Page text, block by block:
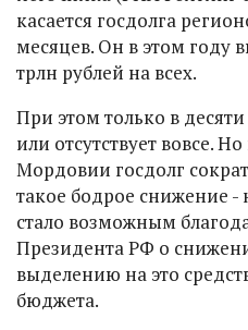
касается госдолга
месяцев. Он в этом году
трлн рублей на всех.
При этом только в
или отсутствует вовсе.
Мордовии госдолг
такое бодрое снижение -
стало возможным
Президента РФ о
выделению на это
бюджета.